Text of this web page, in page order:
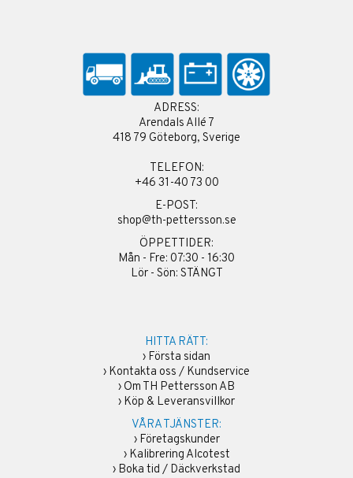
ADRESS:
Arendals Allé 7
418 79 Göteborg, Sverige
TELEFON:
+46 31-40 73 00
E-POST:
shop@th-pettersson.se
ÖPPETTIDER:
Mån - Fre: 07:30 - 16:30
Lör - Sön: STÄNGT
HITTA RÄTT:
› Första sidan
› Kontakta oss / Kundservice
› Om TH Pettersson AB
› Köp & Leveransvillkor
VÅRA TJÄNSTER:
› Företagskunder
› Kalibrering Alcotest
› Boka tid / Däckverkstad